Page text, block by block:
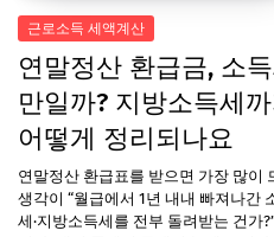
근로소득 세액계산
연말정산 환급금, 소
만일까? 지방소득세
어떻게 정리되나요
연말정산 환급표를 받으면 가장 많이
생각이 “월급에서 1년 내내 빠져나간
세·지방소득세를 전부 돌려받는 건가